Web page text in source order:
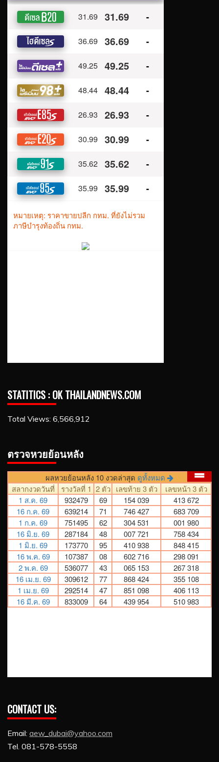
STATITICS : OK THAILANDNEWS.COM
Total Views: 6,566,912
ตรวจหวยย้อนหลัง
CONTACT US:
Email: aew_dubai@yahoo.com
Tel. 081-578-5558